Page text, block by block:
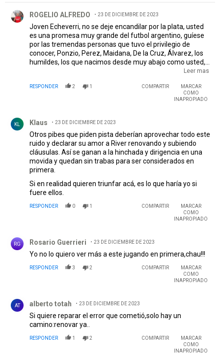
ROGELIO ALFREDO 23 DE DICIEMBRE DE 2023
Joven Echeverri, no se deje encandilar por la plata, usted
es una promesa muy grande del futbol argentino, guíese
por las tremendas personas que tuvo el privilegio de
conocer, Ponzio, Perez, Maidana, De la Cruz, Álvarez, los
humildes, los que nacimos desde muy abajo como usted,
protegió, no es solo por el club sino es también por todos
los jovenes que tienen un sueño muy grande, que viven en
cuida a su hijo.
Leer mas
RESPONDER 2 1 COMPARTIR
MARCAR
COMO
INAPROPIADO
KL Klaus 23 DE DICIEMBRE DE 2023
Otros pibes que piden pista deberían aprovechar todo este
ruido y declarar su amor a River renovando y subiendo
cláusulas. Así se ganan a la hinchada y dirigencia en una
movida y quedan sin trabas para ser considerados en
primera.
Si en realidad quieren triunfar acá, es lo que haría yo si
fuere ellos.
RESPONDER 0 1 COMPARTIR
MARCAR
COMO
INAPROPIADO
RG Rosario Guerrieri 23 DE DICIEMBRE DE 2023
Yo no lo quiero ver más a este jugando en primera,chau!!!
RESPONDER 3 2 COMPARTIR
MARCAR
COMO
INAPROPIADO
AT alberto totah 23 DE DICIEMBRE DE 2023
Si quiere reparar el error que cometió,solo hay un
camino:renovar ya..
RESPONDER 1 2 COMPARTIR
MARCAR
COMO
INAPROPIADO